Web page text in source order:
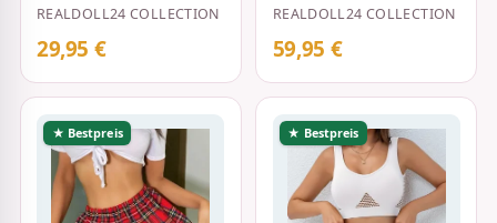
REALDOLL24 COLLECTION
29,95 €
REALDOLL24 COLLECTION
59,95 €
★ Bestpreis ★ Bestpreis